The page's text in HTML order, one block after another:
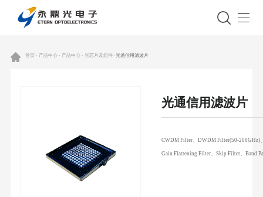
首页 · 产品中心 · 产品中心 · 光芯片及组件 ·光通信用滤波片
光通信用滤波片
CWDM Filter、DWDM Filter(50-
Gain Flattening Filter、Skip Filter、Band